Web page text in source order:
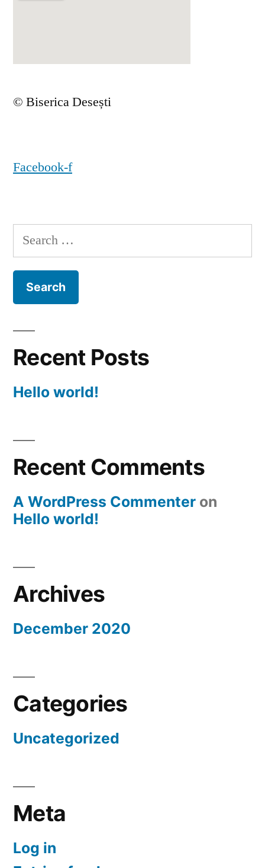
© Biserica Desești
Facebook-f
Search
for:
Recent Posts
Hello world!
Recent Comments
A WordPress Commenter on
Hello world!
Archives
December 2020
Categories
Uncategorized
Meta
Log in